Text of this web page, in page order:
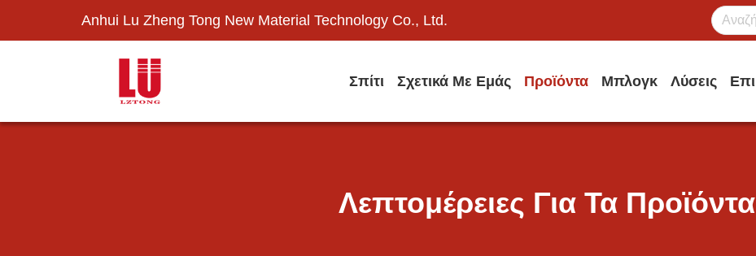
Anhui Lu Zheng Tong New Material Technology Co., Ltd.
Σπίτι Σχετικά Με Εμάς Προϊόντα Μπλογκ Λύσεις
Λεπτομέρειες Για Τα Προϊόντα